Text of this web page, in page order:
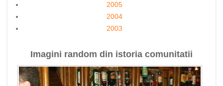
2005
2004
2003
Imagini random din istoria comunitatii